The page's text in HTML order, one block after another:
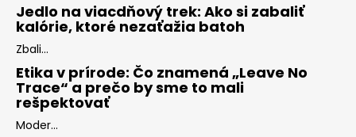
Jedlo na viacdňový trek: Ako si zabaliť
kalórie, ktoré nezaťažia batoh
Zbali...
Etika v prírode: Čo znamená „Leave No
Trace“ a prečo by sme to mali
rešpektovať
Moder...